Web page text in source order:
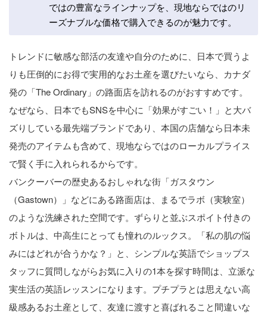
ではの豊富なラインナップを、現地ならではのリ
ーズナブルな価格で購入できるのが魅力です。
トレンドに敏感な部活の友達や自分のために、日本で買うよ
りも圧倒的にお得で実用的なお土産を選びたいなら、カナダ
発の「The Ordinary」の路面店を訪れるのがおすすめです。
なぜなら、日本でもSNSを中心に「効果がすごい！」と大バ
ズりしている最先端ブランドであり、本国の店舗なら日本未
発売のアイテムも含めて、現地ならではのローカルプライス
で賢く手に入れられるからです。
バンクーバーの歴史あるおしゃれな街「ガスタウン
（Gastown）」などにある路面店は、まるでラボ（実験室）
のような洗練された空間です。ずらりと並ぶスポイト付きの
ボトルは、中高生にとっても憧れのルックス。「私の肌の悩
みにはどれが合うかな？」と、シンプルな英語でショップス
タッフに質問しながらお気に入りの1本を探す時間は、立派な
実生活の英語レッスンになります。プチプラとは思えない高
級感あるお土産として、友達に渡すと喜ばれること間違いな